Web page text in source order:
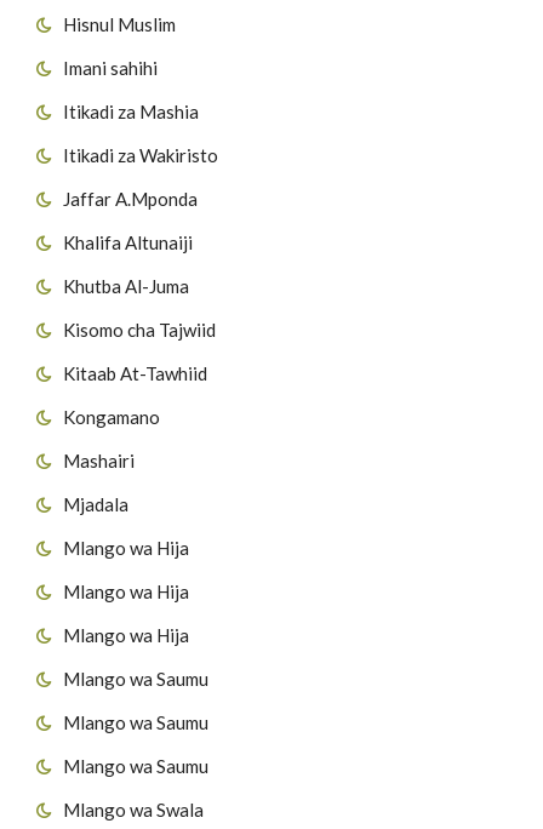
Hisnul Muslim
Imani sahihi
Itikadi za Mashia
Itikadi za Wakiristo
Jaffar A.Mponda
Khalifa Altunaiji
Khutba Al-Juma
Kisomo cha Tajwiid
Kitaab At-Tawhiid
Kongamano
Mashairi
Mjadala
Mlango wa Hija
Mlango wa Hija
Mlango wa Hija
Mlango wa Saumu
Mlango wa Saumu
Mlango wa Saumu
Mlango wa Swala